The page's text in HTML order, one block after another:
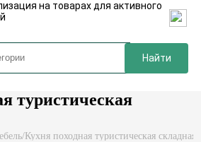
Найти
туристическая
/ Кухня походная туристическая складная